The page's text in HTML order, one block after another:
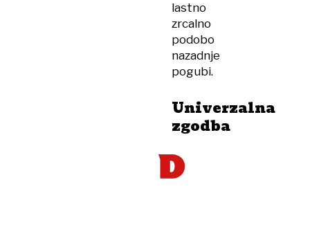
lastno
zrcalno
podobo
nazadnje
pogubi.
Univerzalna
zgodba